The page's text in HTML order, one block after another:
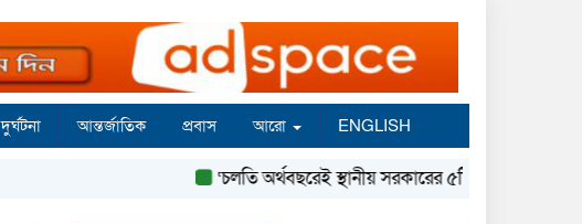
দুর্ঘটনা আন্তর্জাতিক প্রবাস আরো ENGLISH
‘চলতি অর্থবছরেই স্থানীয় সরকারের ৫টি নির্বাচন সম্পন্ন হবে’